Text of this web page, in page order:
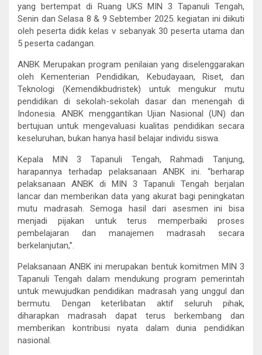
yang bertempat di Ruang UKS MIN 3 Tapanuli Tengah,
Senin dan Selasa 8 & 9 Sebtember 2025. kegiatan ini diikuti
oleh peserta didik kelas v sebanyak 30 peserta utama dan
5 peserta cadangan.
ANBK Merupakan program penilaian yang diselenggarakan
oleh Kementerian Pendidikan, Kebudayaan, Riset, dan
Teknologi (Kemendikbudristek) untuk mengukur mutu
pendidikan di sekolah-sekolah dasar dan menengah di
Indonesia. ANBK menggantikan Ujian Nasional (UN) dan
bertujuan untuk mengevaluasi kualitas pendidikan secara
keseluruhan, bukan hanya hasil belajar individu siswa.
Kepala MIN 3 Tapanuli Tengah, Rahmadi Tanjung,
harapannya terhadap pelaksanaan ANBK ini. “berharap
pelaksanaan ANBK di MIN 3 Tapanuli Tengah berjalan
lancar dan memberikan data yang akurat bagi peningkatan
mutu madrasah. Semoga hasil dari asesmen ini bisa
menjadi pijakan untuk terus memperbaiki proses
pembelajaran dan manajemen madrasah secara
berkelanjutan,”.
Pelaksanaan ANBK ini merupakan bentuk komitmen MIN 3
Tapanuli Tengah dalam mendukung program pemerintah
untuk mewujudkan pendidikan madrasah yang unggul dan
bermutu. Dengan keterlibatan aktif seluruh pihak,
diharapkan madrasah dapat terus berkembang dan
memberikan kontribusi nyata dalam dunia pendidikan
nasional.